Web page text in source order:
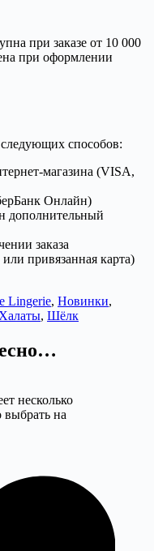
при заказе от 10 000
при оформлении
способов:
магазина (VISA,
Онлайн)
дополнительный
заказа
привязанная карта)
Lingerie, Новинки,
Халаты, Шёлк
несколько
на